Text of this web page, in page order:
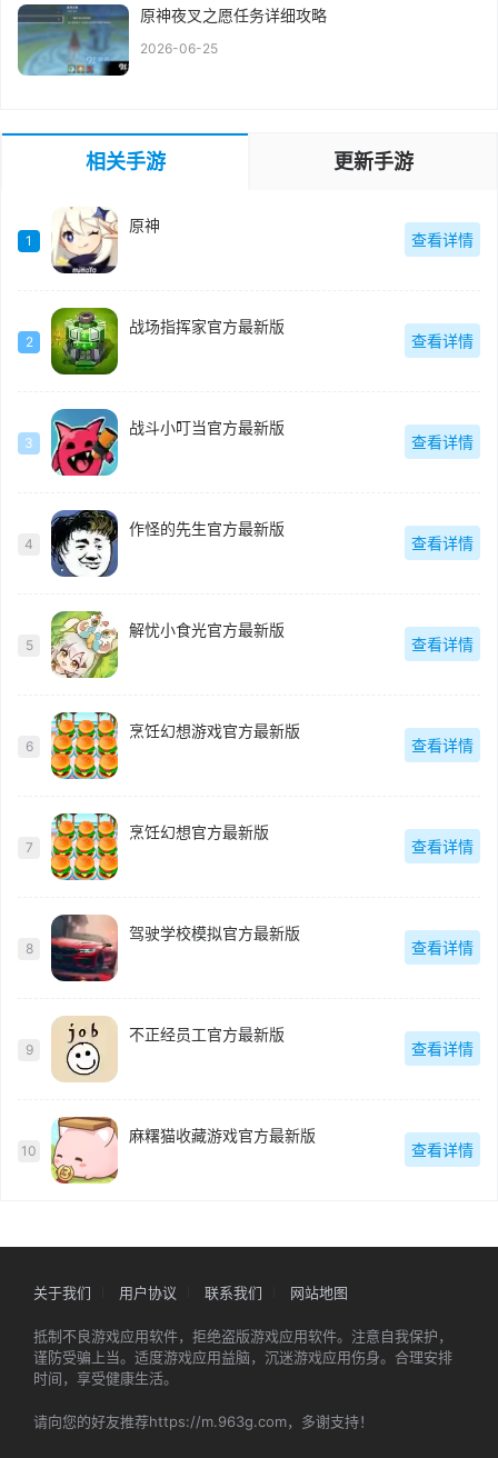
原神夜叉之愿任务详细攻略
2026-06-25
相关手游 更新手游
1
原神
查看详情
2
战场指挥家官方最新版
查看详情
3
战斗小叮当官方最新版
查看详情
4
作怪的先生官方最新版
查看详情
5
解忧小食光官方最新版
查看详情
6
烹饪幻想游戏官方最新版
查看详情
7
烹饪幻想官方最新版
查看详情
8
驾驶学校模拟官方最新版
查看详情
9
不正经员工官方最新版
查看详情
10
麻糬猫收藏游戏官方最新版
查看详情
关于我们 用户协议 联系我们 网站地图
抵制不良游戏应用软件，拒绝盗版游戏应用软件。注意自我保护，
谨防受骗上当。适度游戏应用益脑，沉迷游戏应用伤身。合理安排
时间，享受健康生活。
请向您的好友推荐https://m.963g.com，多谢支持！